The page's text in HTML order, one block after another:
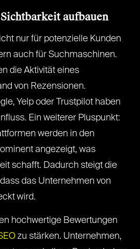
aufbauen
nur für potenzielle Kunden
auch für Suchmaschinen.
die Aktivität eines
von Rezensionen.
Yelp oder Trustpilot haben
Ein weiterer Pluspunkt:
werden in den
angezeigt, was
schafft. Dadurch steigt die
das Unternehmen von
wird.
hochwertige Bewertungen
zu stärken. Unternehmen,